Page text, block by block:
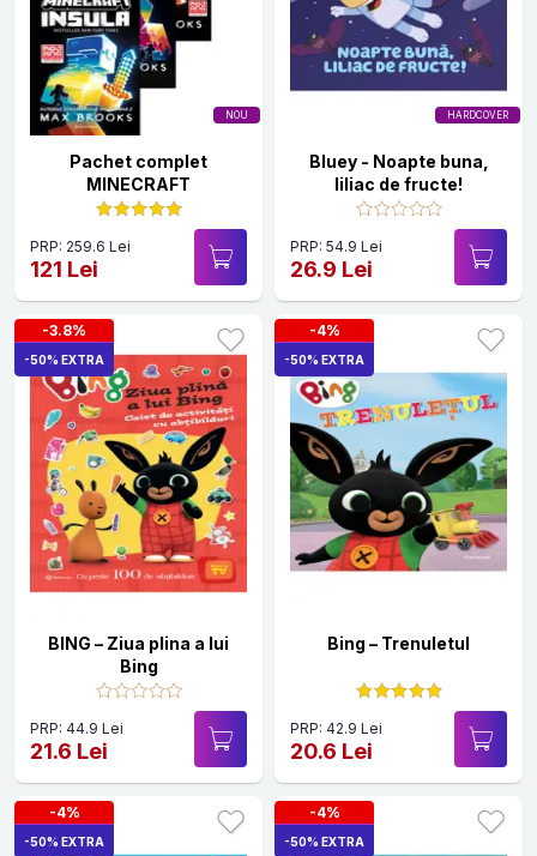
NOU
Pachet complet
MINECRAFT
PRP: 259.6 Lei
121 Lei
HARDCOVER
Bluey - Noapte buna,
liliac de fructe!
PRP: 54.9 Lei
26.9 Lei
-3.8%
-50% EXTRA
BING – Ziua plina a lui
Bing
PRP: 44.9 Lei
21.6 Lei
-4%
-50% EXTRA
Bing – Trenuletul
PRP: 42.9 Lei
20.6 Lei
-4%
-50% EXTRA
-4%
-50% EXTRA